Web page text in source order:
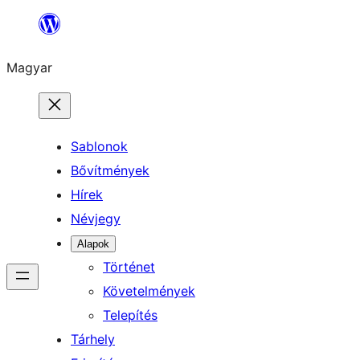
Ugrás
tartalomhoz
Magyar
Sablonok
Bővítmények
Hírek
Névjegy
Alapok
Történet
Követelmények
Telepítés
Tárhely